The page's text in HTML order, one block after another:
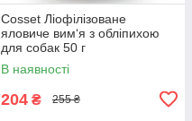
Cosset Ліофілізоване
яловиче вим‘я з обліпихою
для собак 50 г
В наявності
204 ₴ 255 ₴